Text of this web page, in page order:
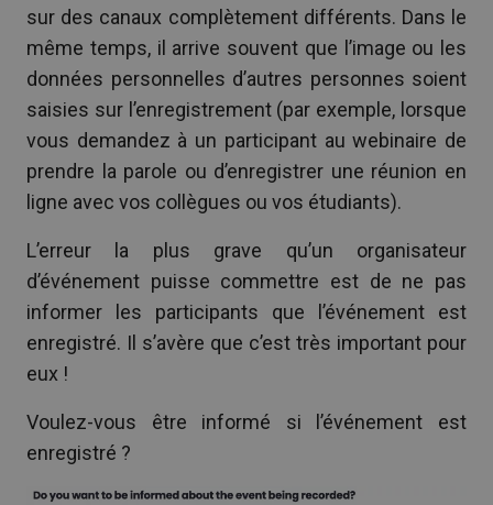
sur des canaux complètement différents. Dans le
même temps, il arrive souvent que l’image ou les
données personnelles d’autres personnes soient
saisies sur l’enregistrement (par exemple, lorsque
vous demandez à un participant au webinaire de
prendre la parole ou d’enregistrer une réunion en
ligne avec vos collègues ou vos étudiants).
L’erreur la plus grave qu’un organisateur
d’événement puisse commettre est de ne pas
informer les participants que l’événement est
enregistré. Il s’avère que c’est très important pour
eux !
Voulez-vous être informé si l’événement est
enregistré ?